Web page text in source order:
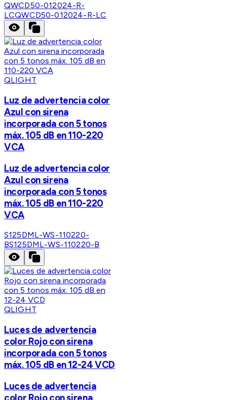
QWCD50-012024-R-
LCQWCD50-012024-R-LC
QLIGHT
Luz de advertencia color
Azul con sirena
incorporada con 5 tonos
máx. 105 dB en 110-220
VCA
Luz de advertencia color
Azul con sirena
incorporada con 5 tonos
máx. 105 dB en 110-220
VCA
S125DML-WS-110220-
BS125DML-WS-110220-B
QLIGHT
Luces de advertencia
color Rojo con sirena
incorporada con 5 tonos
máx. 105 dB en 12-24 VCD
Luces de advertencia
color Rojo con sirena